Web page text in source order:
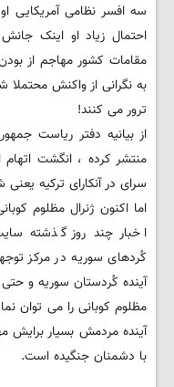
سه افسر نظامی آمریکایی
احتمال زیاد او اینک
مقامات کشور مهاجم از
به نگرانی از واکنش محتملا
ترور می کنند!
از بیانیه دفتر ریاست
منتشر کرده ، انگشت
سرای در آنکارای ترکیه
اما اکنون ژنرال مظلوم
اخبار چند روز گذشته
کُردهای سوریه در مرکز
آینده کُردستان سوریه و
مظلوم کوبانی را می توان
آینده مردمش بسیار برایش
با دشمنان جنگیده است.